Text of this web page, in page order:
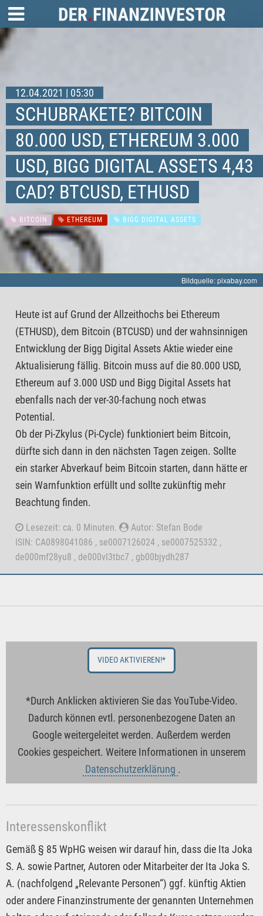
12.04.2021 | 05:30
SCHUBRAKETE? BITCOIN
80.000 USD, ETHEREUM 3.000
USD, BIGG DIGITAL ASSETS 4,43
CAD? BTCUSD, ETHUSD
BITCOIN ETHEREUM BIGG DIGITAL ASSETS
Bildquelle: pixabay.com
Heute ist auf Grund der Allzeithochs bei Ethereum
(ETHUSD), dem Bitcoin (BTCUSD) und der wahnsinnigen
Entwicklung der Bigg Digital Assets Aktie wieder eine
Aktualisierung fällig. Bitcoin muss auf die 80.000 USD,
Ethereum auf 3.000 USD und Bigg Digital Assets hat
ebenfalls nach der ver-30-fachung noch etwas
Potential.
Ob der Pi-Zkylus (Pi-Cycle) funktioniert beim Bitcoin,
dürfte sich dann in den nächsten Tagen zeigen. Sollte
ein starker Abverkauf beim Bitcoin starten, dann hätte er
sein Warnfunktion erfüllt und sollte zukünftig mehr
Beachtung finden.
Lesezeit: ca. 0 Minuten.
Autor: Stefan Bode
ISIN: CA0898041086 , se0007126024 , se0007525332 ,
de000mf28yu8 , de000vl3tbc7 , gb00bjydh287
VIDEO AKTIVIEREN!*
*Durch Anklicken aktivieren Sie das YouTube-Video.
Dadurch können evtl. personenbezogene Daten an
Google weitergeleitet werden. Außerdem werden
Cookies gespeichert. Weitere Informationen in unserem
Datenschutzerklärung .
Interessenskonflikt
Gemäß § 85 WpHG weisen wir darauf hin, dass die Ita Joka
S. A. sowie Partner, Autoren oder Mitarbeiter der Ita Joka S.
A. (nachfolgend „Relevante Personen“) ggf. künftig Aktien
oder andere Finanzinstrumente der genannten Unternehmen